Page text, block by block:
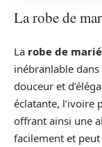
La robe de
La robe de
inébranlable
douceur et
éclatante, l’ivoire
offrant ainsi une
facilement et